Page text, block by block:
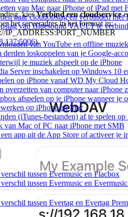
van Mac naar iPhone of iPad met
naar cloudopslag en verbinden
van Bluesound VAULT te
van YouTube en offline
derden loskoppelen van je Google-
je muziek afspeelt op de iPhone
Server inschakelen op Windows 10
op iPhone vanaf WD My Cloud
overzetten van computer naar
afspelen op je iPhone wanneer je
op iPhone en Mac
(iTunes-bestanden) af te spelen
van Mac of PC naar iPhone met SMB
app uit de App Store of activeer je
tussen Evermusic en Flacbox
tussen Evermusic en
tussen Evertag en Evertag
kiesVerbind een cloudservice
het serveradres in het formaat in:
IP_ADDRESS:PORT_NUMBER
).